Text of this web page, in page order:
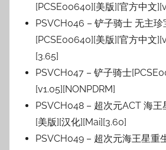
[PCSE00640][美版][官方中文
PSVCH046 – 铲子骑士 无主珍
[PCSE00640][美版][官方中文
[3.65]
PSVCH047 – 铲子骑士
[v1.05][NONPDRM]
PSVCH048 – 超次元ACT 海王
[美版][汉化][Mai][3.60]
PSVCH049 – 超次元海王星重